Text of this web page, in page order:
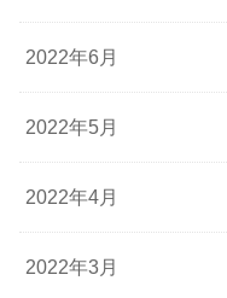
2022年6月
2022年5月
2022年4月
2022年3月